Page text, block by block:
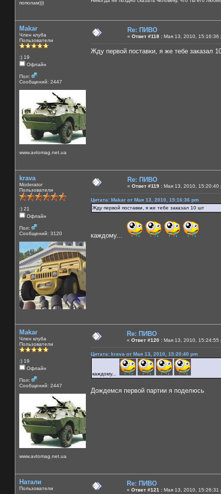
пополам)))
Makar
Член клуба
Пользователи
:) 19
Офлайн
Пол:
Сообщений: 2447
www.avtomag.net.ua
Re: ПИВО
« Ответ #118 : Мая 13, 2010, 15:16:36
Жду первой поставки, я же тебе заказал
krava
Moderator
Пользователи
:) 21
Офлайн
Пол:
Сообщений: 3120
Re: ПИВО
« Ответ #119 : Мая 13, 2010, 15:20:40
Цитата: Makar от Мая 13, 2010, 15:16:36 pm
Жду первой поставки, я же тебе заказал 10 шт
каждому...
Makar
Член клуба
Пользователи
:) 19
Офлайн
Пол:
Сообщений: 2447
www.avtomag.net.ua
Re: ПИВО
« Ответ #120 : Мая 13, 2010, 15:24:55
Цитата: krava от Мая 13, 2010, 15:20:40 pm
каждому...
Дождемся первой партии я поделюсь
Натали
Пользователи
Re: ПИВО
« Ответ #121 : Мая 13, 2010, 15:26:31